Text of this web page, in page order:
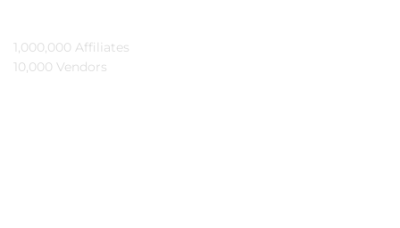
1,000,000 Affiliates​
10,000 Vendors​